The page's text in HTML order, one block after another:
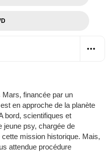
financée par un
en approche de la planète
bord, scientifiques et
jeune psy, chargée de
mission historique. Mais,
attendue procédure